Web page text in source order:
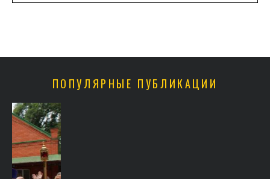
ПОПУЛЯРНЫЕ ПУБЛИКАЦИИ